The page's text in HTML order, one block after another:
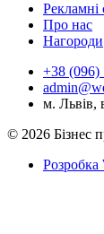
Рекламні
Про нас
Нагороди
+38 (096)
м. Львів,
© 2026 Бізнес
Розробка